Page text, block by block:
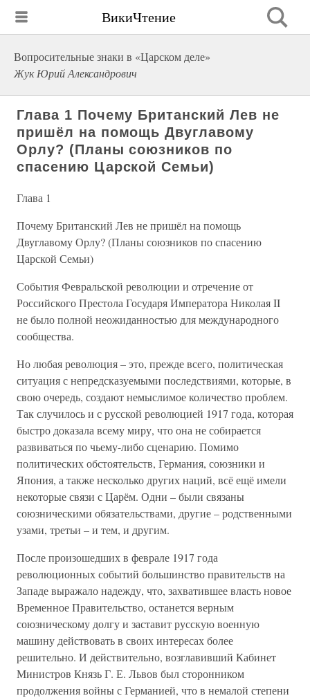
ВикиЧтение
Вопросительные знаки в «Царском деле»
Жук Юрий Александрович
Глава 1 Почему Британский Лев не
пришёл на помощь Двуглавому
Орлу? (Планы союзников по
спасению Царской Семьи)
Глава 1
Почему Британский Лев не пришёл на помощь
Двуглавому Орлу? (Планы союзников по спасению
Царской Семьи)
События Февральской революции и отречение от
Российского Престола Государя Императора Николая II
не было полной неожиданностью для международного
сообщества.
Но любая революция – это, прежде всего, политическая
ситуация с непредсказуемыми последствиями, которые, в
свою очередь, создают немыслимое количество проблем.
Так случилось и с русской революцией 1917 года, которая
быстро доказала всему миру, что она не собирается
развиваться по чьему-либо сценарию. Помимо
политических обстоятельств, Германия, союзники и
Япония, а также несколько других наций, всё ещё имели
некоторые связи с Царём. Одни – были связаны
союзническими обязательствами, другие – родственными
узами, третьи – и тем, и другим.
После произошедших в феврале 1917 года
революционных событий большинство правительств на
Западе выражало надежду, что, захватившее власть новое
Временное Правительство, останется верным
союзническому долгу и заставит русскую военную
машину действовать в своих интересах более
решительно. И действительно, возглавивший Кабинет
Министров Князь Г. Е. Львов был сторонником
продолжения войны с Германией, что в немалой степени